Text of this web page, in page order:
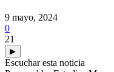
9 mayo, 2024
0
21
▶
Escuchar esta noticia